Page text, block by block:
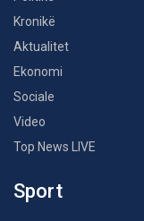
Kronikë
Aktualitet
Ekonomi
Sociale
Video
Top News LIVE
Sport